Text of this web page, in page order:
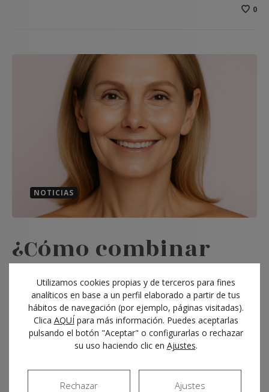
0
NOTICIAS
¿Cómo combinar
tratamientos
estéticos para
potenciar
resultados?
22/09/2025
Utilizamos cookies propias y de terceros para fines
analíticos en base a un perfil elaborado a partir de tus
hábitos de navegación (por ejemplo, páginas visitadas).
Clica AQUÍpara más información. Puedes aceptarlas
pulsando el botón "Aceptar" o configurarlas o rechazar
su uso haciendo clic en Ajustes.
Rechazar Ajustes